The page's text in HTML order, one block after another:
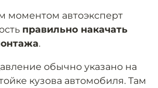
автоэксперт
правильно накачать
.
обычно указано на
кузова автомобиля. Там